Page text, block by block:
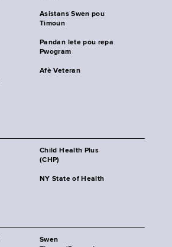
Asistans Swen pou
Timoun
Pandan lete pou repa
Pwogram
Afè Veteran
Child Health Plus
(CHP)
NY State of Health
Swen